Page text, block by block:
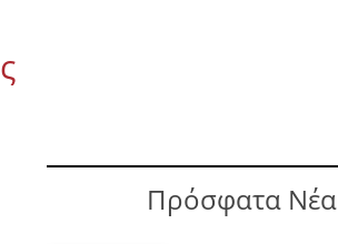
Πρόσφατα Νέα